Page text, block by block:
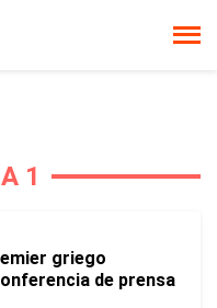
1
griego
de prensa